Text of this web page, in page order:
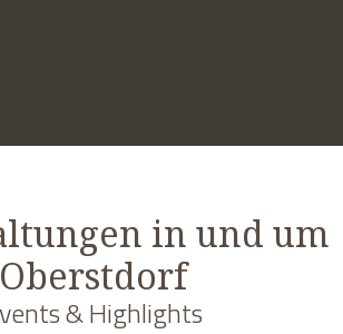
in und um
Oberstdorf
& Highlights